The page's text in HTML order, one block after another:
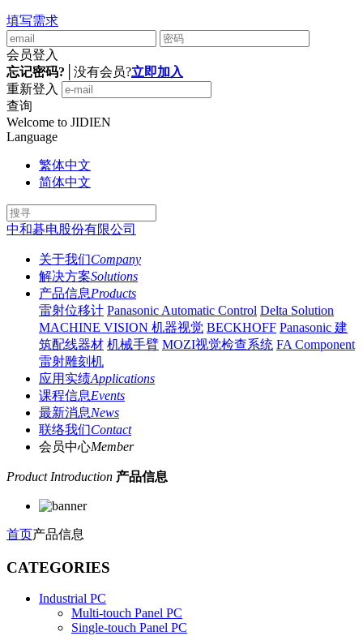
填写需求
会员登入
忘记密码?
没有会员?立即加入
重新登入
查询
Welcome to JIDIEN
Language
繁体中文
简体中文
中和碁电股份有限公司
关于我们Company
解决方案Solutions
产品信息Products
雷射位移计 Panasonic Automatic Control Delta Solution
MACHINE VISION 机器视觉 BECKHOFF Panasonic 建
筑配线器材 机械手臂 MOZI视觉检查系统 FA Component
雷射雕刻机
应用实绩Applications
课程信息Events
最新消息News
联络我们Contact
会员中心Member
Product Introduction 产品信息
首页产品信息
CATEGORIES
Industrial PC
Multi-touch Panel PC
Single-touch Panel PC